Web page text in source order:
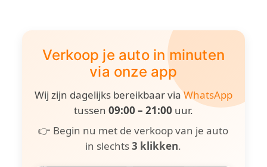
Verkoop je auto in minuten
via onze app
Wij zijn dagelijks bereikbaar viaWhatsApp
tussen 09:00 – 21:00 uur.
👉 Begin nu met de verkoop van je auto
in slechts3 klikken.